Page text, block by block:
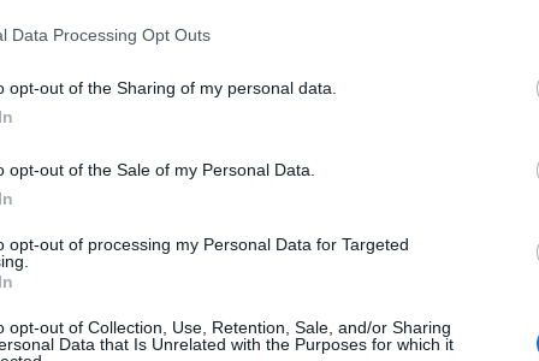
Data Processing Opt Outs
opt-out of the Sharing of my personal data.
opt-out of the Sale of my Personal Data.
opt-out of processing my Personal Data for Targeted
opt-out of Collection, Use, Retention, Sale, and/or Sharing
Data that Is Unrelated with the Purposes for which it
)
SÜTI BEÁLLÍTÁSOK MÓDOSÍTÁSA